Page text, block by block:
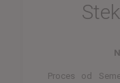
Proces od